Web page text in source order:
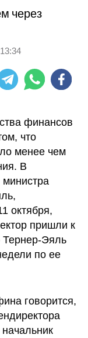
через
финансов
что
менее чем
В
октября,
пришли к
Тернер-Эяль
по ее
говорится,